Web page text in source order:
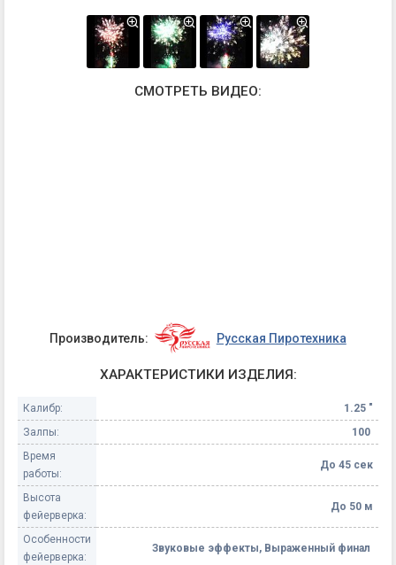
СМОТРЕТЬ ВИДЕО:
Производитель: Русская Пиротехника
ХАРАКТЕРИСТИКИ ИЗДЕЛИЯ:
Калибр:
1.25 "
Залпы:
100
Время
работы:
До 45 сек
Высота
фейерверка:
До 50 м
Особенности
фейерверка:
Звуковые эффекты, Выраженный финал